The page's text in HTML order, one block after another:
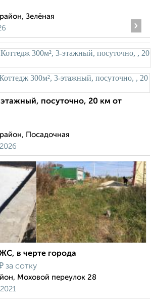
Зелёная
›
посуточно, 20 км от
Посадочная
в черте города
за сотку
Моховой переулок 28